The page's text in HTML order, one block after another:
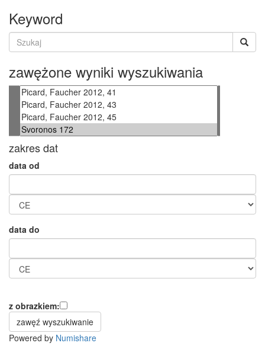
Keyword
zawężone wyniki wyszukiwania
zakres dat
data od
data do
z obrazkiem:
Powered by Numishare